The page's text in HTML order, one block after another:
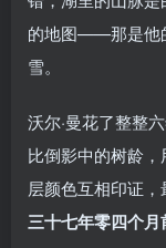
的地图——那是他
雪。
沃尔·曼花了整整
比倒影中的树龄
层颜色互相印证，
三十七年零四个月